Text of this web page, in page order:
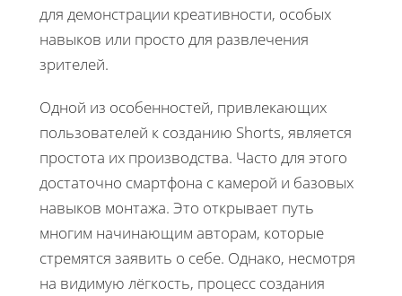
для демонстрации креативности, особых
навыков или просто для развлечения
зрителей.
Одной из особенностей, привлекающих
пользователей к созданию Shorts, является
простота их производства. Часто для этого
достаточно смартфона с камерой и базовых
навыков монтажа. Это открывает путь
многим начинающим авторам, которые
стремятся заявить о себе. Однако, несмотря
на видимую лёгкость, процесс создания